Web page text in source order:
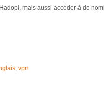
mais aussi accéder à de
, vpn